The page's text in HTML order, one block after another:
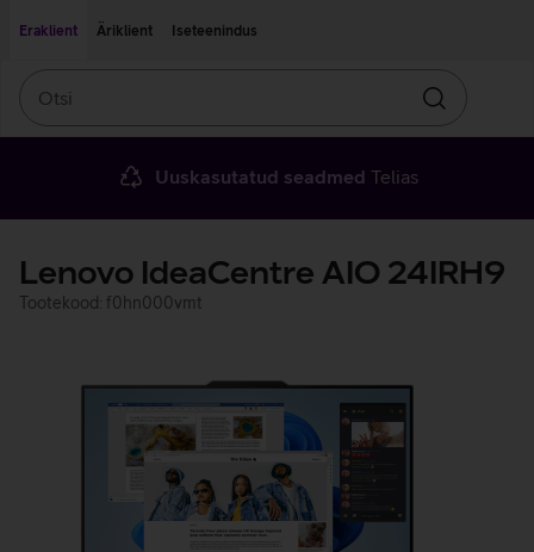
Eraklient
Äriklient Iseteenindus
Otsin
Uuskasutatud seadmed Telias
Lenovo IdeaCentre AIO 24IRH9
Tootekood: f0hn000vmt